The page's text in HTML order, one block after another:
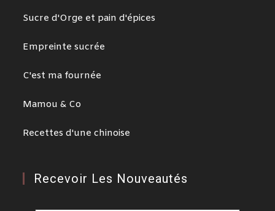
Sucre d'Orge et pain d'épices
Empreinte sucrée
C'est ma fournée
Mamou & Co
Recettes d'une chinoise
Recevoir Les Nouveautés